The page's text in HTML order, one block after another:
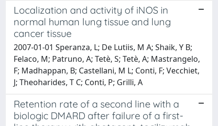
Localization and activity of iNOS in
normal human lung tissue and lung
cancer tissue
2007-01-01 Speranza, L; De Lutiis, M A; Shaik, Y B;
Felaco, M; Patruno, A; Tetè, S; Tetè, A; Mastrangelo,
F; Madhappan, B; Castellani, M L; Conti, F; Vecchiet,
J; Theoharides, T C; Conti, P; Grilli, A
Retention rate of a second line with a
biologic DMARD after failure of a first-